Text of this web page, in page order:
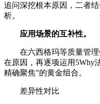
追问深挖根本原因，二者
析。
应用场景的互补性。
在六西格玛等质量管
在原因，再逐项运用5Why
精确聚焦”的黄金组合。
差异性对比